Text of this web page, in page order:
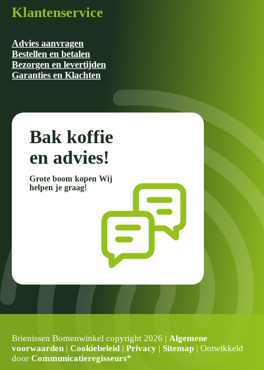
Klantenservice
Advies aanvragen
Bestellen en betalen
Bezorgen en levertijden
Garanties en Klachten
Bak koffie
en advies!
Grote boom kopen Wij
helpen je graag!
Brienissen Bomenwinkel copyright 2026 | Algemene
voorwaarden | Cookiebeleid | Privacy | Sitemap | Ontwikkeld
door Communicatieregisseurs*